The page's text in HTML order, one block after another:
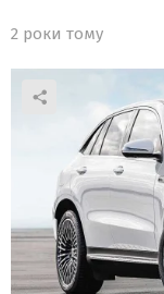
2 роки тому